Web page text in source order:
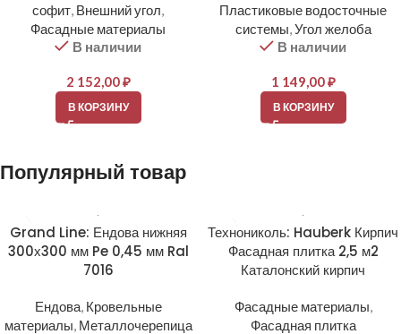
софит, Внешний угол,
Фасадные материалы
В наличии
2 152,00₽
В КОРЗИНУ
Пластиковые водосточные
системы,Угол желоба
В наличии
1 149,00₽
В КОРЗИНУ
Популярный товар
Grand Line: Ендова нижняя
300х300 мм Pe 0,45 мм Ral
7016
Ендова, Кровельные
материалы, Металлочерепица
Технониколь: Hauberk Кирпич
Фасадная плитка 2,5 м2
Каталонский кирпич
Фасадные материалы,
Фасадная плитка